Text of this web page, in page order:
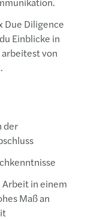
Due Diligence
Einblicke in
von
der
in einem
Maß an